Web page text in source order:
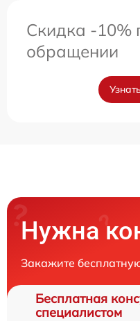
Скидка -10%
обращении
Нужна
Закажите
Бесплатная
специалистом